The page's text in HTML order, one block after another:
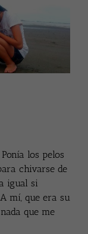
los pelos
chivarse de
igual si
mí, que era su
que me